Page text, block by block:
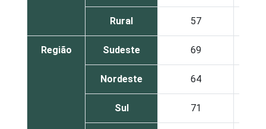
Rural 57
Região Sudeste 69
Nordeste 64
Sul 71